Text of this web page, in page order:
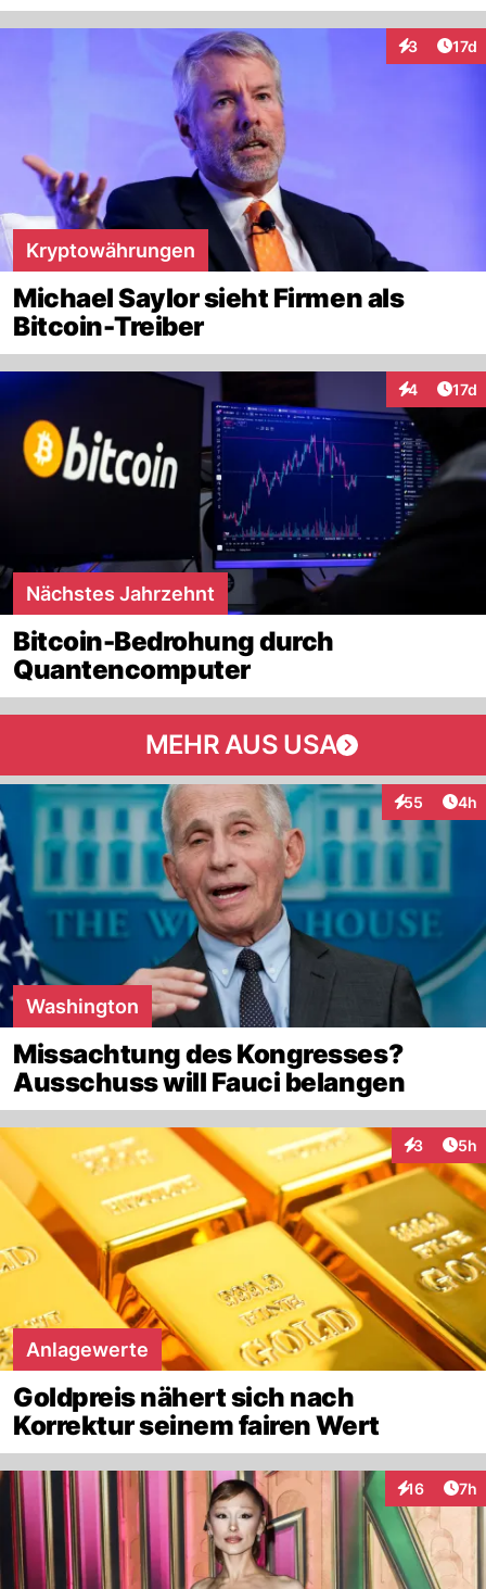
3 17d
Kryptowährungen
Michael Saylor sieht Firmen als
Bitcoin-Treiber
4 17d
Nächstes Jahrzehnt
Bitcoin-Bedrohung durch
Quantencomputer
MEHR AUS USA
55
Interaktionen
4h
Washington
Missachtung des Kongresses?
Ausschuss will Fauci belangen
3 5h
Anlagewerte
Goldpreis nähert sich nach
Korrektur seinem fairen Wert
16 7h